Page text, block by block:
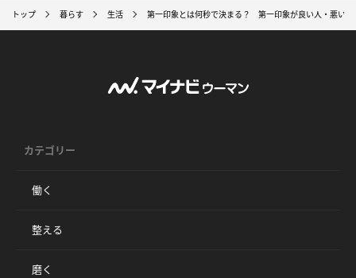
トップ 暮らす 生活 第一印象とは何秒で決まる？ 第一印象が良い人・悪い人
カテゴリー
働く
整える
磨く